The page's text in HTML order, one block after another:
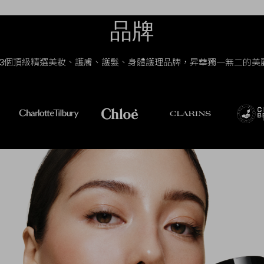
品牌
個頂級精選美妝、護膚、護髮、身體護理品牌，昇華獨一無二的美